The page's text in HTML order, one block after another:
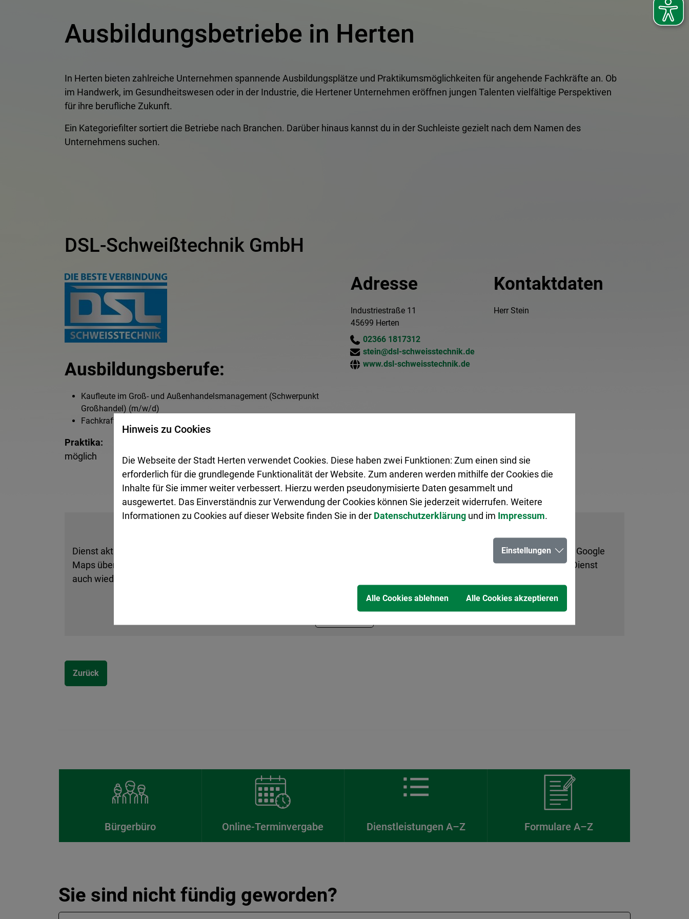
Ausbildungsbetriebe in Herten
In Herten bieten zahlreiche Unternehmen spannende Ausbildungsplätze und Praktikumsmöglichkeiten für angehende Fachkräfte an. Ob
im Handwerk, im Gesundheitswesen oder in der Industrie, die Hertener Unternehmen eröffnen jungen Talenten vielfältige Perspektiven
für ihre berufliche Zukunft.
Ein Kategoriefilter sortiert die Betriebe nach Branchen. Darüber hinaus kannst du in der Suchleiste gezielt nach dem Namen des
Unternehmens suchen.
DSL-Schweißtechnik GmbH
Ausbildungsberufe:
Kaufleute im Groß- und Außenhandelsmanagement (Schwerpunkt
Großhandel) (m/w/d)
Fachkraft für Lagerlogistik (m/w/d)
Praktika:
möglich
Adresse
Industriestraße 11
45699 Herten
02366 1817312
stein@dsl-schweisstechnik.de
www.dsl-schweisstechnik.de
Kontaktdaten
Herr Stein
Dienst aktivieren und der Datenübertragung zustimmen. Mit dem Aufruf erklären Sie sich einverstanden, dass Ihre Daten an Google
Maps übermittelt werden. Informationen zum Datenschutz finden Sie in der Datenschutzerklärung. Dort können Sie diesen Dienst
auch wieder deaktivieren.
Zurück
Bürgerbüro Online-Terminvergabe Dienstleistungen A–Z Formulare A–Z
Sie sind nicht fündig geworden?
Hinweis zu Cookies
Die Webseite der Stadt Herten verwendet Cookies. Diese haben zwei Funktionen: Zum einen sind sie
erforderlich für die grundlegende Funktionalität der Website. Zum anderen werden mithilfe der Cookies die
Inhalte für Sie immer weiter verbessert. Hierzu werden pseudonymisierte Daten gesammelt und
ausgewertet. Das Einverständnis zur Verwendung der Cookies können Sie jederzeit widerrufen. Weitere
Informationen zu Cookies auf dieser Website finden Sie in der Datenschutzerklärung und im Impressum.
Einstellungen
Alle Cookies ablehnen Alle Cookies akzeptieren